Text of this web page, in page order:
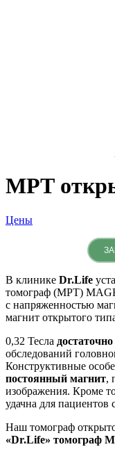
МРТ
Цены
В клинике Dr.Life
томограф (МРТ)
с напряженностью
магнит открытого
0,32 Тесла достаточно
обследований
Конструктивные
постоянный магнит,
изображения. Кроме
удачна для пациентов
Наш томограф
«Dr.Life» томограф